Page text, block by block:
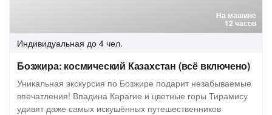
На машине
12 часов
Индивидуальная до 4 чел.
Бозжира: космический Казахстан (всё включено)
Уникальная экскурсия по Бозжире подарит незабываемые
впечатления! Впадина Карагие и цветные горы Тирамису
удивят даже самых искушённых путешественников